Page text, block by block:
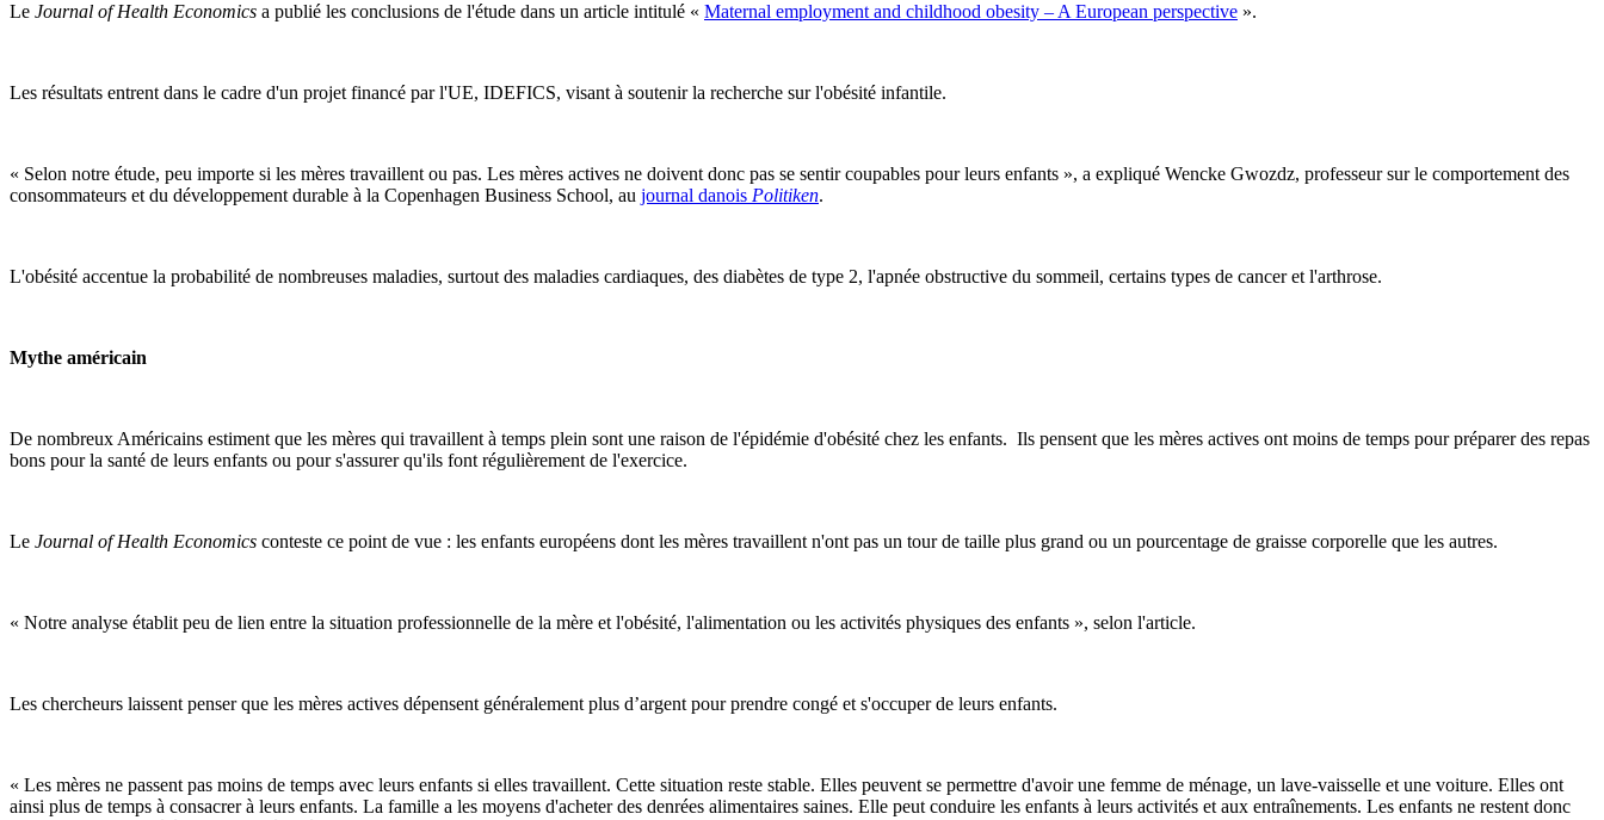
Le Journal of Health Economics a publié les conclusions de l'étude dans un article intitulé « Maternal employment and childhood obesity – A European perspective ».
Les résultats entrent dans le cadre d'un projet financé par l'UE, IDEFICS, visant à soutenir la recherche sur l'obésité infantile.
« Selon notre étude, peu importe si les mères travaillent ou pas. Les mères actives ne doivent donc pas se sentir coupables pour leurs enfants », a expliqué Wencke Gwozdz, professeur sur le comportement des
consommateurs et du développement durable à la Copenhagen Business School, au journal danois Politiken.
L'obésité accentue la probabilité de nombreuses maladies, surtout des maladies cardiaques, des diabètes de type 2, l'apnée obstructive du sommeil, certains types de cancer et l'arthrose.
Mythe américain
De nombreux Américains estiment que les mères qui travaillent à temps plein sont une raison de l'épidémie d'obésité chez les enfants. Ils pensent que les mères actives ont moins de temps pour préparer des repas
bons pour la santé de leurs enfants ou pour s'assurer qu'ils font régulièrement de l'exercice.
Le Journal of Health Economics conteste ce point de vue : les enfants européens dont les mères travaillent n'ont pas un tour de taille plus grand ou un pourcentage de graisse corporelle que les autres.
« Notre analyse établit peu de lien entre la situation professionnelle de la mère et l'obésité, l'alimentation ou les activités physiques des enfants », selon l'article.
Les chercheurs laissent penser que les mères actives dépensent généralement plus d’argent pour prendre congé et s'occuper de leurs enfants.
« Les mères ne passent pas moins de temps avec leurs enfants si elles travaillent. Cette situation reste stable. Elles peuvent se permettre d'avoir une femme de ménage, un lave-vaisselle et une voiture. Elles ont
ainsi plus de temps à consacrer à leurs enfants. La famille a les moyens d'acheter des denrées alimentaires saines. Elle peut conduire les enfants à leurs activités et aux entraînements. Les enfants ne restent donc